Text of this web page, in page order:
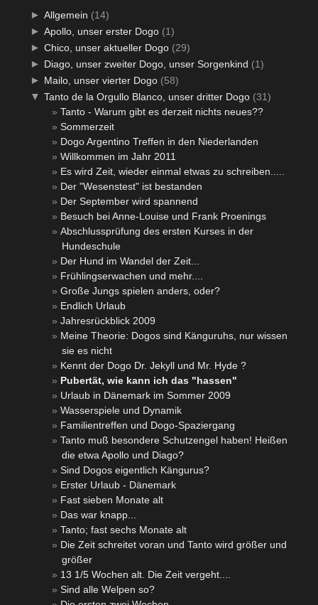
► Allgemein (14)
► Apollo, unser erster Dogo(1)
► Chico, unser aktueller Dogo(29)
► Diago, unser zweiter Dogo, unser Sorgenkind (1)
► Mailo, unser vierter Dogo(58)
▼ Tanto de la Orgullo Blanco, unser dritter Dogo(31)
Tanto - Warum gibt es derzeit nichts neues??
Sommerzeit
Dogo Argentino Treffen in den Niederlanden
Willkommen im Jahr 2011
Es wird Zeit, wieder einmal etwas zu schreiben.....
Der "Wesenstest" ist bestanden
Der September wird spannend
Besuch bei Anne-Louise und Frank Proenings
Abschlussprüfung des ersten Kurses in der
Hundeschule
Der Hund im Wandel der Zeit...
Frühlingserwachen und mehr....
Große Jungs spielen anders, oder?
Endlich Urlaub
Jahresrückblick 2009
Meine Theorie: Dogos sind Känguruhs, nur wissen
sie es nicht
Kennt der Dogo Dr. Jekyll und Mr. Hyde ?
Pubertät, wie kann ich das "hassen"
Urlaub in Dänemark im Sommer 2009
Wasserspiele und Dynamik
Familientreffen und Dogo-Spaziergang
Tanto muß besondere Schutzengel haben! Heißen
die etwa Apollo und Diago?
Sind Dogos eigentlich Kängurus?
Erster Urlaub - Dänemark
Fast sieben Monate alt
Das war knapp...
Tanto; fast sechs Monate alt
Die Zeit schreitet voran und Tanto wird größer und
größer
13 1/5 Wochen alt. Die Zeit vergeht....
Sind alle Welpen so?